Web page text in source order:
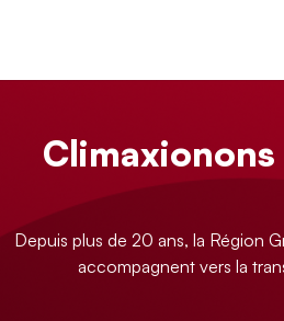
Depuis plus de 20 ans, la Région
accompagnent vers la